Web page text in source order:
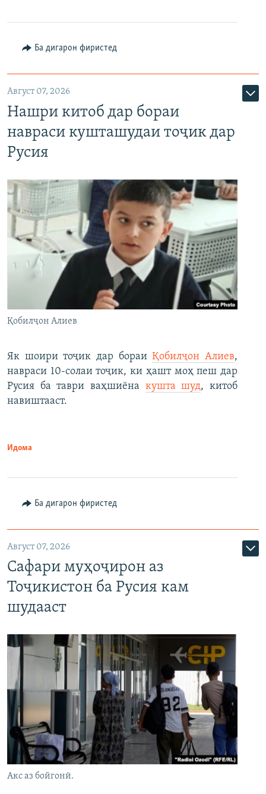
Ба дигарон фиристед
Август 07, 2026
Нашри китоб дар бораи
навраси кушташудаи тоҷик дар
Русия
Қобилҷон Алиев
Як шоири тоҷик дар бораиҚобилҷон Алиев,
навраси 10-солаи тоҷик, ки ҳашт моҳ пеш дар
Русия ба таври ваҳшиёна кушта шуд, китоб
навиштааст.
Идома
Ба дигарон фиристед
Август 07, 2026
Сафари муҳоҷирон аз
Тоҷикистон ба Русия кам
шудааст
Акс аз бойгонӣ.